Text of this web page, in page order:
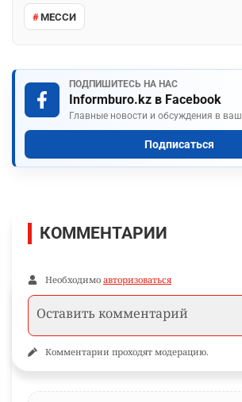
МЕССИ
ПОДПИШИТЕСЬ НА НАС
Informburo.kz в Facebook
Главные новости и обсуждения в
Подписаться
КОММЕНТАРИИ
Необходимо авторизоваться
Комментарии проходят модерацию.